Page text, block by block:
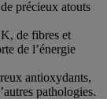
précieux atouts
de fibres et
de l’énergie
antioxydants,
pathologies.